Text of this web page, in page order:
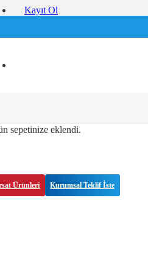
Kayıt Ol
sepetinize eklendi.
Ürünleri Kurumsal Teklif İste
Saç